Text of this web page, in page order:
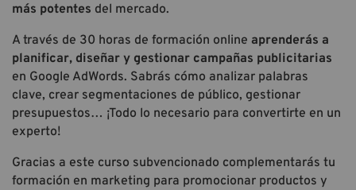
más potentes del mercado.
A través de 30 horas de formación online aprenderás a
planificar, diseñar y gestionar campañas publicitarias
en Google AdWords. Sabrás cómo analizar palabras
clave, crear segmentaciones de público, gestionar
presupuestos… ¡Todo lo necesario para convertirte en un
experto!
Gracias a este curso subvencionado complementarás tu
formación en marketing para promocionar productos y